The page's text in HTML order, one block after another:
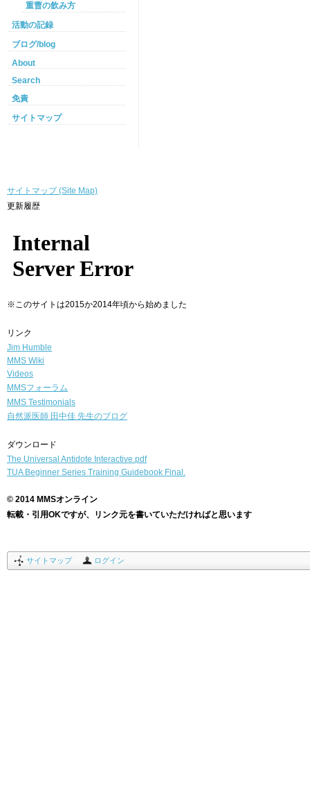
重曹の飲み方
活動の記録
ブログ/blog
About
Search
免責
サイトマップ
サイトマップ (Site Map)
更新履歴
※このサイトは2015か2014年頃から始めました
リンク
Jim Humble
MMS Wiki
Videos
MMSフォーラム
MMS Testimonials
自然派医師 田中佳 先生のブログ
ダウンロード
The Universal Antidote Interactive.pdf
TUA Beginner Series Training Guidebook Final.
© 2014 MMSオンライン
転載・引用OKですが、リンク元を書いていただければと思います
サイトマップ ログイン